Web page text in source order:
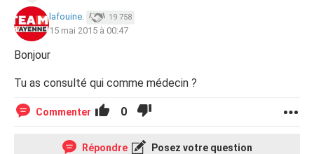
lafouine. 19 758
15 mai 2015 à 00:47
Bonjour
Tu as consulté qui comme médecin ?
Commenter 0
Répondre Posez votre question